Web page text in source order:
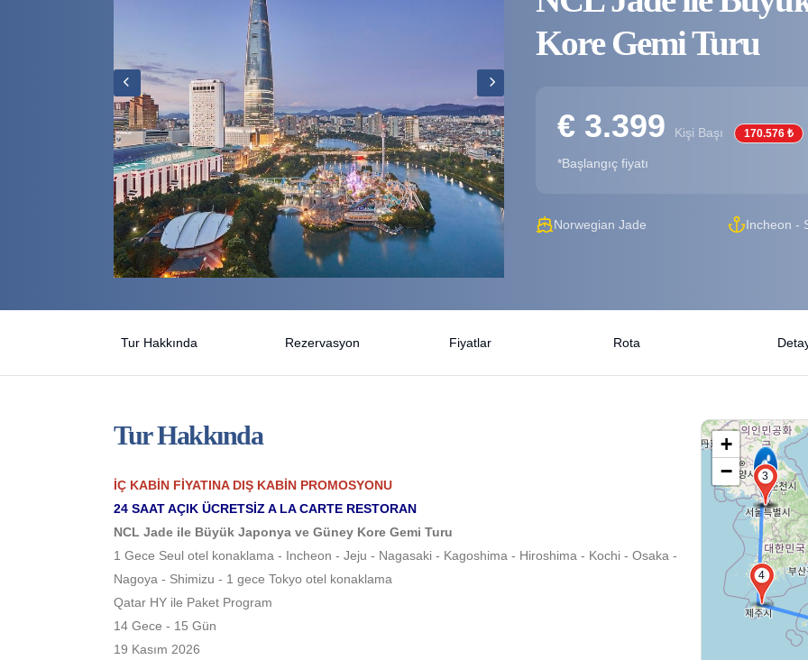
Kore Gemi Turu
€ 3.399 Kişi Başı 170.576 ₺
*Başlangıç fiyatı
Norwegian Jade Incheon -
Tur Hakkında Rezervasyon Fiyatlar Rota
Tur Hakkında
İÇ KABİN FİYATINA DIŞ KABİN PROMOSYONU
24 SAAT AÇIK ÜCRETSİZ A LA CARTE RESTORAN
NCL Jade ile Büyük Japonya ve Güney Kore Gemi Turu
1 Gece Seul otel konaklama - Incheon - Jeju - Nagasaki - Kagoshima - Hiroshima - Kochi - Osaka -
Nagoya - Shimizu - 1 gece Tokyo otel konaklama
Qatar HY ile Paket Program
14 Gece - 15 Gün
19 Kasım 2026
2
3
4
+
−